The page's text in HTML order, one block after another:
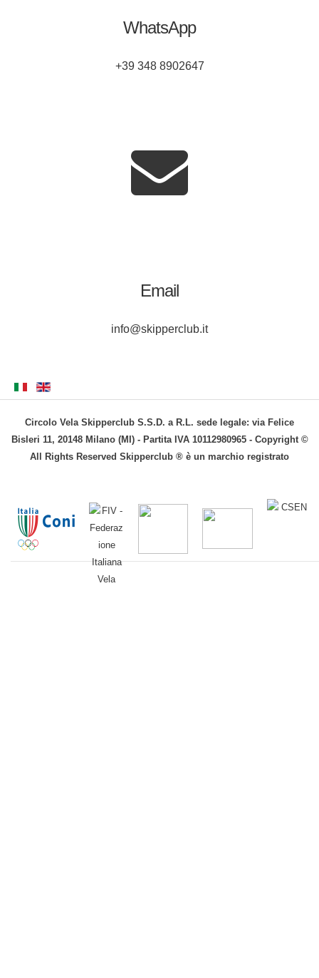
WhatsApp
+39 348 8902647
Email
info@skipperclub.it
Circolo Vela Skipperclub S.S.D. a R.L. sede legale: via Felice
Bisleri 11, 20148 Milano (MI) - Partita IVA 10112980965 - Copyright ©
All Rights Reserved Skipperclub ® è un marchio registrato